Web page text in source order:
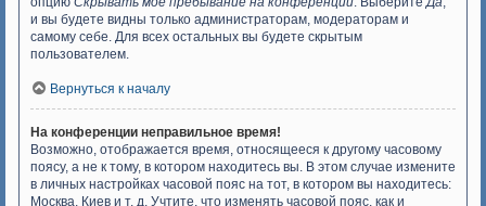
и вы будете видны только администраторам, модераторам и
самому себе. Для всех остальных вы будете скрытым
пользователем.
Вернуться к началу
На конференции неправильное время!
Возможно, отображается время, относящееся к другому часовому
поясу, а не к тому, в котором находитесь вы. В этом случае измените
в личных настройках часовой пояс на тот, в котором вы находитесь:
Москва, Киев и т. д. Учтите, что изменять часовой пояс, как и